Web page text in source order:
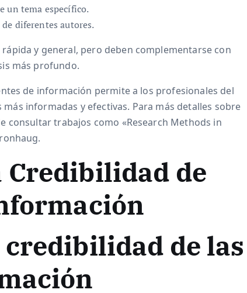
un tema específico.
diferentes autores.
y general, pero deben complementarse con
más profundo.
de información permite a los profesionales del
informadas y efectivas. Para más detalles sobre
consultar trabajos como «Research Methods in
Credibilidad de
de las